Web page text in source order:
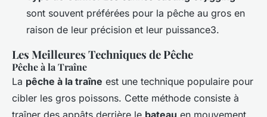
sont souvent préférées pour la pêche au gros en
raison de leur précision et leur puissance3.
Les Meilleures Techniques de Pêche
Pêche à la Traîne
La pêche à la traîne est une technique populaire pour
cibler les gros poissons. Cette méthode consiste à
traîner des appâts derrière le bateau en mouvement,